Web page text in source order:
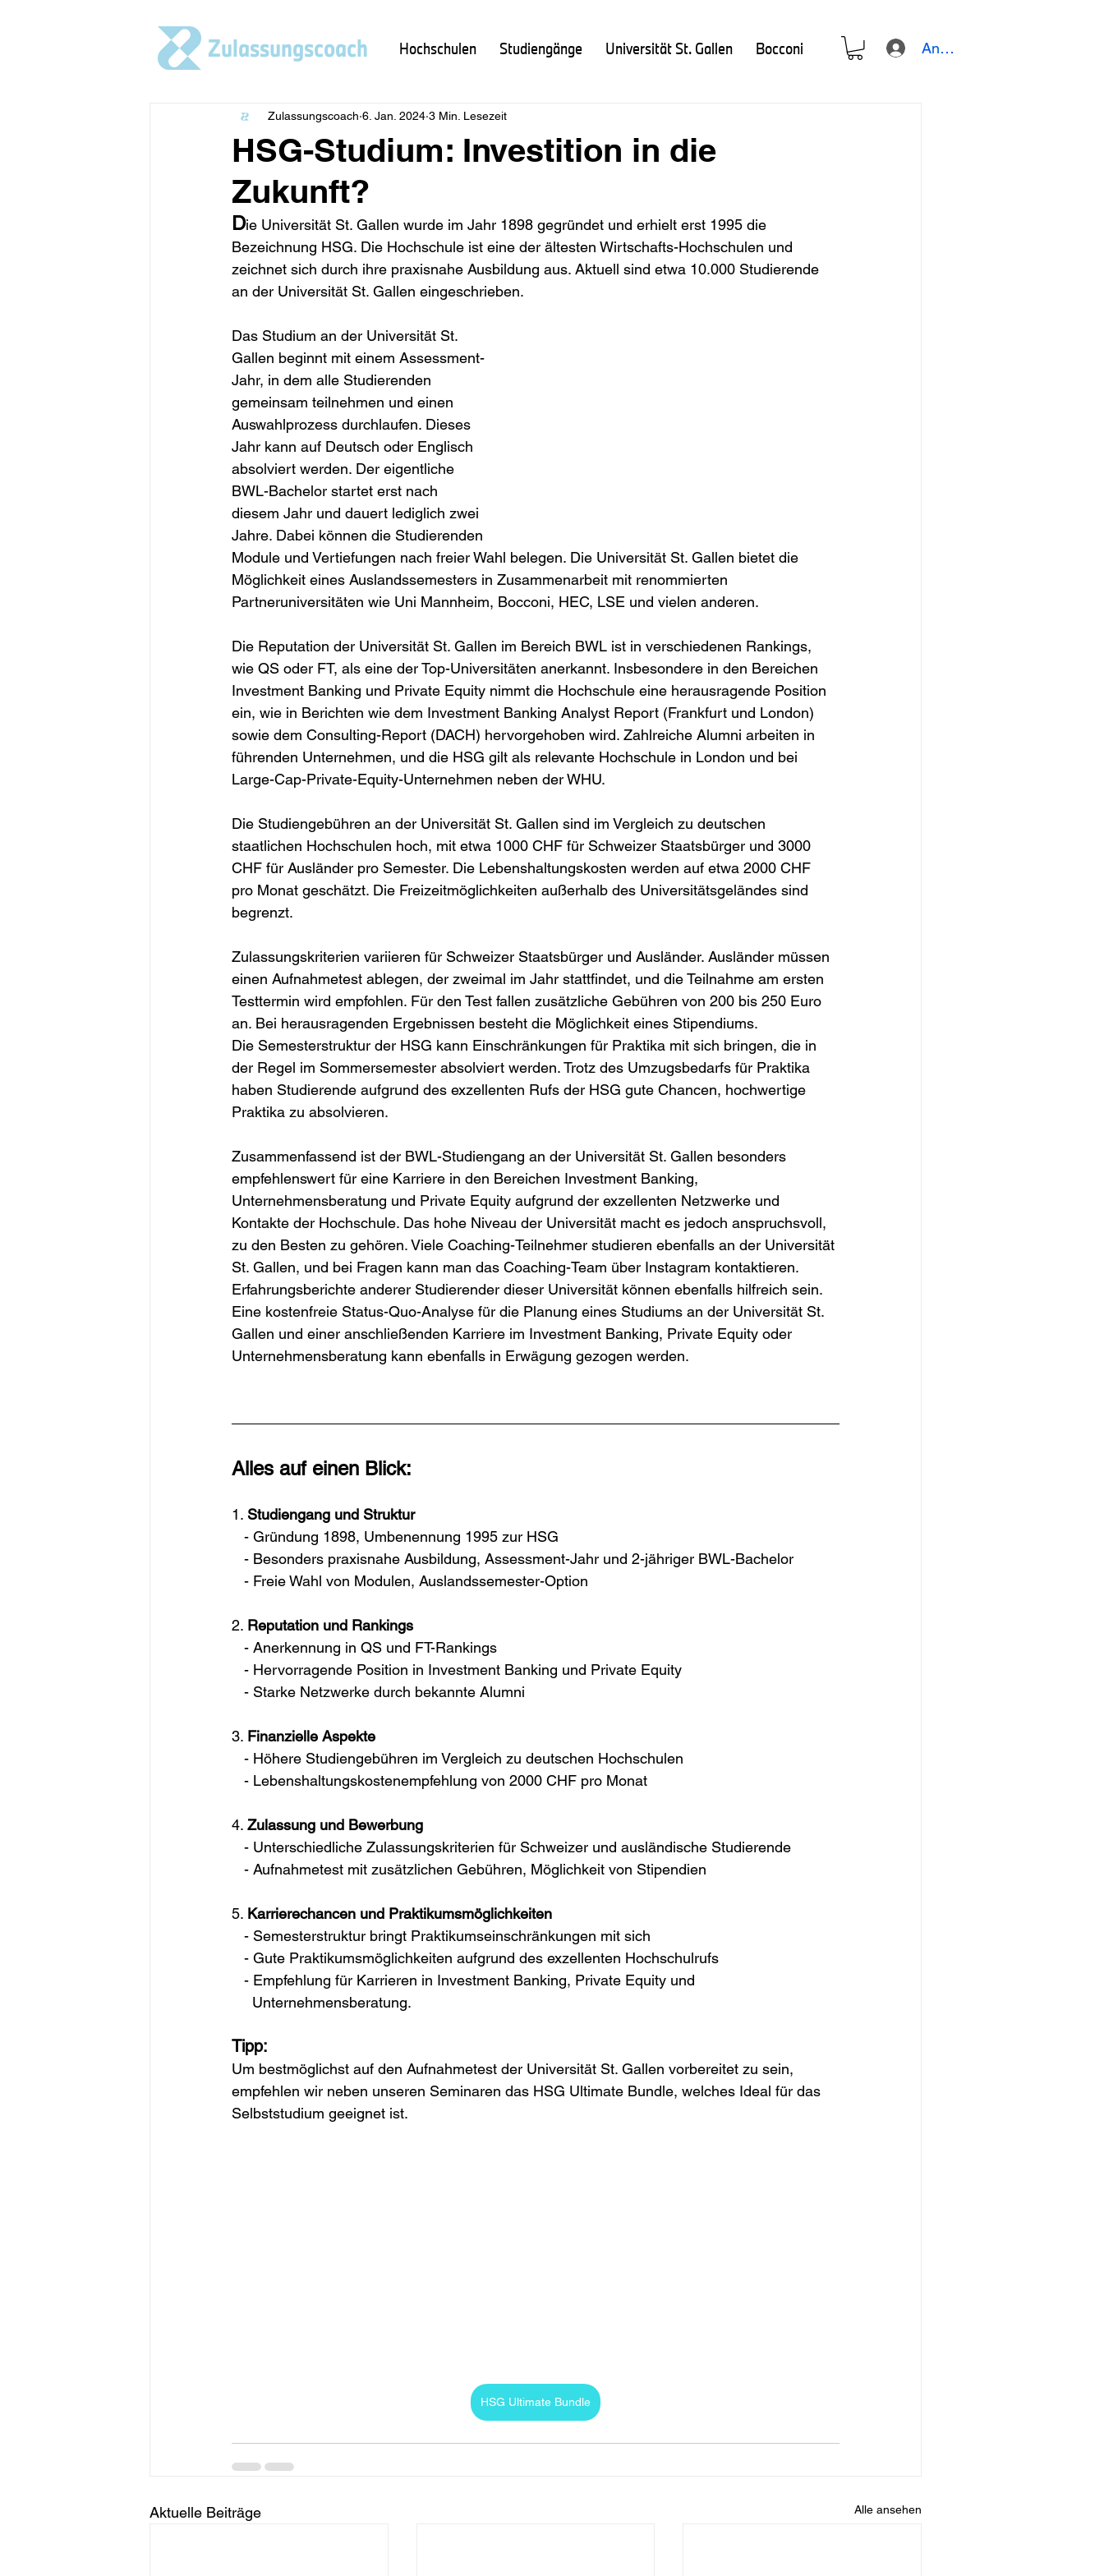
Zulassungscoach Hochschulen Studiengänge Universität St. Gallen Bocconi Anmelden
HSG-Studium: Investition in die
Zukunft?
Zulassungscoach 6. Jan. 2024 3 Min. Lesezeit
Die Universität St. Gallen wurde im Jahr 1898 gegründet und erhielt erst 1995 die
Bezeichnung HSG. Die Hochschule ist eine der ältesten Wirtschafts-Hochschulen und
zeichnet sich durch ihre praxisnahe Ausbildung aus. Aktuell sind etwa 10.000 Studierende
an der Universität St. Gallen eingeschrieben.
Das Studium an der Universität St.
Gallen beginnt mit einem Assessment-
Jahr, in dem alle Studierenden
gemeinsam teilnehmen und einen
Auswahlprozess durchlaufen. Dieses
Jahr kann auf Deutsch oder Englisch
absolviert werden. Der eigentliche
BWL-Bachelor startet erst nach
diesem Jahr und dauert lediglich zwei
Jahre. Dabei können die Studierenden
Module und Vertiefungen nach freier Wahl belegen. Die Universität St. Gallen bietet die
Möglichkeit eines Auslandssemesters in Zusammenarbeit mit renommierten
Partneruniversitäten wie Uni Mannheim, Bocconi, HEC, LSE und vielen anderen.
Die Reputation der Universität St. Gallen im Bereich BWL ist in verschiedenen Rankings,
wie QS oder FT, als eine der Top-Universitäten anerkannt. Insbesondere in den Bereichen
Investment Banking und Private Equity nimmt die Hochschule eine herausragende Position
ein, wie in Berichten wie dem Investment Banking Analyst Report (Frankfurt und London)
sowie dem Consulting-Report (DACH) hervorgehoben wird. Zahlreiche Alumni arbeiten in
führenden Unternehmen, und die HSG gilt als relevante Hochschule in London und bei
Large-Cap-Private-Equity-Unternehmen neben der WHU.
Die Studiengebühren an der Universität St. Gallen sind im Vergleich zu deutschen
staatlichen Hochschulen hoch, mit etwa 1000 CHF für Schweizer Staatsbürger und 3000
CHF für Ausländer pro Semester. Die Lebenshaltungskosten werden auf etwa 2000 CHF
pro Monat geschätzt. Die Freizeitmöglichkeiten außerhalb des Universitätsgeländes sind
begrenzt.
Zulassungskriterien variieren für Schweizer Staatsbürger und Ausländer. Ausländer müssen
einen Aufnahmetest ablegen, der zweimal im Jahr stattfindet, und die Teilnahme am ersten
Testtermin wird empfohlen. Für den Test fallen zusätzliche Gebühren von 200 bis 250 Euro
an. Bei herausragenden Ergebnissen besteht die Möglichkeit eines Stipendiums.
Die Semesterstruktur der HSG kann Einschränkungen für Praktika mit sich bringen, die in
der Regel im Sommersemester absolviert werden. Trotz des Umzugsbedarfs für Praktika
haben Studierende aufgrund des exzellenten Rufs der HSG gute Chancen, hochwertige
Praktika zu absolvieren.
Zusammenfassend ist der BWL-Studiengang an der Universität St. Gallen besonders
empfehlenswert für eine Karriere in den Bereichen Investment Banking,
Unternehmensberatung und Private Equity aufgrund der exzellenten Netzwerke und
Kontakte der Hochschule. Das hohe Niveau der Universität macht es jedoch anspruchsvoll,
zu den Besten zu gehören. Viele Coaching-Teilnehmer studieren ebenfalls an der Universität
St. Gallen, und bei Fragen kann man das Coaching-Team über Instagram kontaktieren.
Erfahrungsberichte anderer Studierender dieser Universität können ebenfalls hilfreich sein.
Eine kostenfreie Status-Quo-Analyse für die Planung eines Studiums an der Universität St.
Gallen und einer anschließenden Karriere im Investment Banking, Private Equity oder
Unternehmensberatung kann ebenfalls in Erwägung gezogen werden.
Alles auf einen Blick:
1. Studiengang und Struktur
- Gründung 1898, Umbenennung 1995 zur HSG
- Besonders praxisnahe Ausbildung, Assessment-Jahr und 2-jähriger BWL-Bachelor
- Freie Wahl von Modulen, Auslandssemester-Option
2. Reputation und Rankings
- Anerkennung in QS und FT-Rankings
- Hervorragende Position in Investment Banking und Private Equity
- Starke Netzwerke durch bekannte Alumni
3. Finanzielle Aspekte
- Höhere Studiengebühren im Vergleich zu deutschen Hochschulen
- Lebenshaltungskostenempfehlung von 2000 CHF pro Monat
4. Zulassung und Bewerbung
- Unterschiedliche Zulassungskriterien für Schweizer und ausländische Studierende
- Aufnahmetest mit zusätzlichen Gebühren, Möglichkeit von Stipendien
5. Karrierechancen und Praktikumsmöglichkeiten
- Semesterstruktur bringt Praktikumseinschränkungen mit sich
- Gute Praktikumsmöglichkeiten aufgrund des exzellenten Hochschulrufs
- Empfehlung für Karrieren in Investment Banking, Private Equity und
Unternehmensberatung.
Tipp:
Um bestmöglichst auf den Aufnahmetest der Universität St. Gallen vorbereitet zu sein,
empfehlen wir neben unseren Seminaren das HSG Ultimate Bundle, welches Ideal für das
Selbststudium geeignet ist.
HSG Ultimate Bundle
Aktuelle Beiträge Alle ansehen